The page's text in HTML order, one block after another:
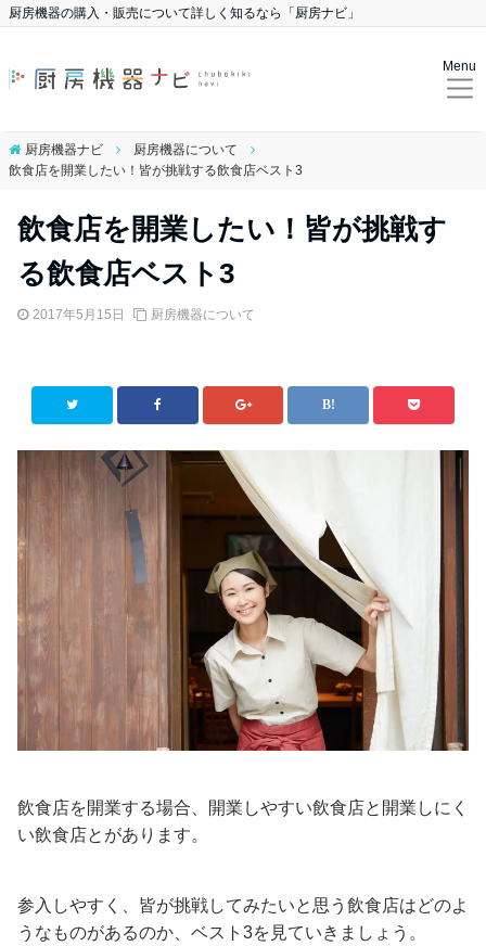
厨房機器の購入・販売について詳しく知るなら「厨房ナビ」
Menu
厨房機器ナビ
厨房機器について
飲食店を開業したい！皆が挑戦する飲食店ベスト3
飲食店を開業したい！皆が挑戦す
る飲食店ベスト3
2017年5月15日 厨房機器について
飲食店を開業する場合、開業しやすい飲食店と開業しにく
い飲食店とがあります。
参入しやすく、皆が挑戦してみたいと思う飲食店はどのよ
うなものがあるのか、ベスト3を見ていきましょう。